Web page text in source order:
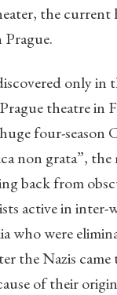
the current
Prague.
only in
theatre in
four-season
non grata”, the
back from
active in inter-
who were
the Nazis came
of their